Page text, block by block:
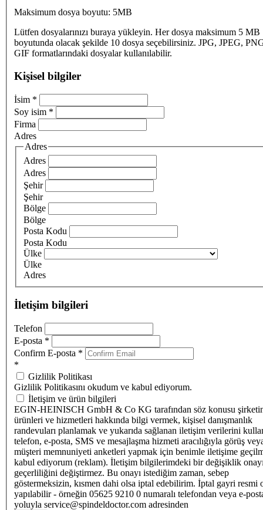
Maksimum dosya boyutu: 5MB
Lütfen dosyalarınızı buraya yükleyin. Her dosya maksimum 5 MB
boyutunda olacak şekilde 10 dosya seçebilirsiniz. JPG, JPEG,
GIF formatlarındaki dosyalar kullanılabilir.
Kişisel bilgiler
İsim *
Soy isim *
Firma
Adres
Adres
Adres
Adres
Şehir
Şehir
Bölge
Bölge
Posta Kodu
Posta Kodu
Ülke
Ülke
Adres
İletişim bilgileri
Telefon
E-posta *
Confirm E-posta *
*
Gizlilik Politikası
Gizlilik Politikasını okudum ve kabul ediyorum.
İletişim ve ürün bilgileri
EGIN-HEINISCH GmbH & Co KG tarafından söz konusu
ürünleri ve hizmetleri hakkında bilgi vermek, kişisel danışmanlık
randevuları planlamak ve yukarıda sağlanan iletişim verilerini
telefon, e-posta, SMS ve mesajlaşma hizmeti aracılığıyla görüş
müşteri memnuniyeti anketleri yapmak için benimle iletişime
kabul ediyorum (reklam). İletişim bilgilerimdeki bir değişiklik
geçerliliğini değiştirmez. Bu onayı istediğim zaman, sebep
göstermeksizin, kısmen dahi olsa iptal edebilirim. İptal gayri resmi
yapılabilir - örneğin 05625 9210 0 numaralı telefondan veya e-
yoluyla service@spindeldoctor.com adresinden